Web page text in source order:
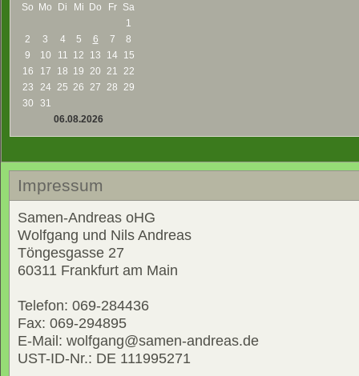
So Mo Di Mi Do Fr
Sa
1
2
3 4 5 6 7
8
9
10 11 12 13 14 15
16
17 18 19 20 21 22
23
24 25 26 27 28 29
30
31
06.08.2026
Impressum
Samen-Andreas oHG
Wolfgang und Nils Andreas
Töngesgasse 27
60311 Frankfurt am Main
Telefon: 069-284436
Fax: 069-294895
E-Mail: wolfgang@samen-andreas.de
UST-ID-Nr.: DE 111995271